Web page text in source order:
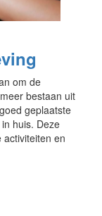
om de
bestaan uit
geplaatste
huis. Deze
en